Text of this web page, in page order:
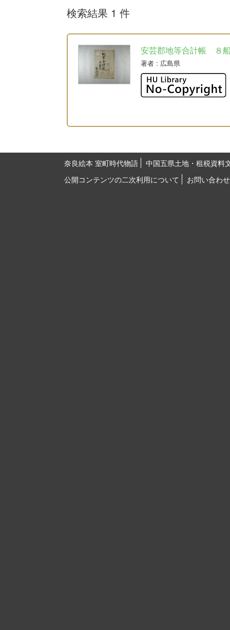
検索結果 1 件
安芸郡地等合計帳 ８
著者 : 広島県
奈良絵本 室町時代物語
中国五県土地・租税資料
公開コンテンツの二次利用について
お問い合わせ